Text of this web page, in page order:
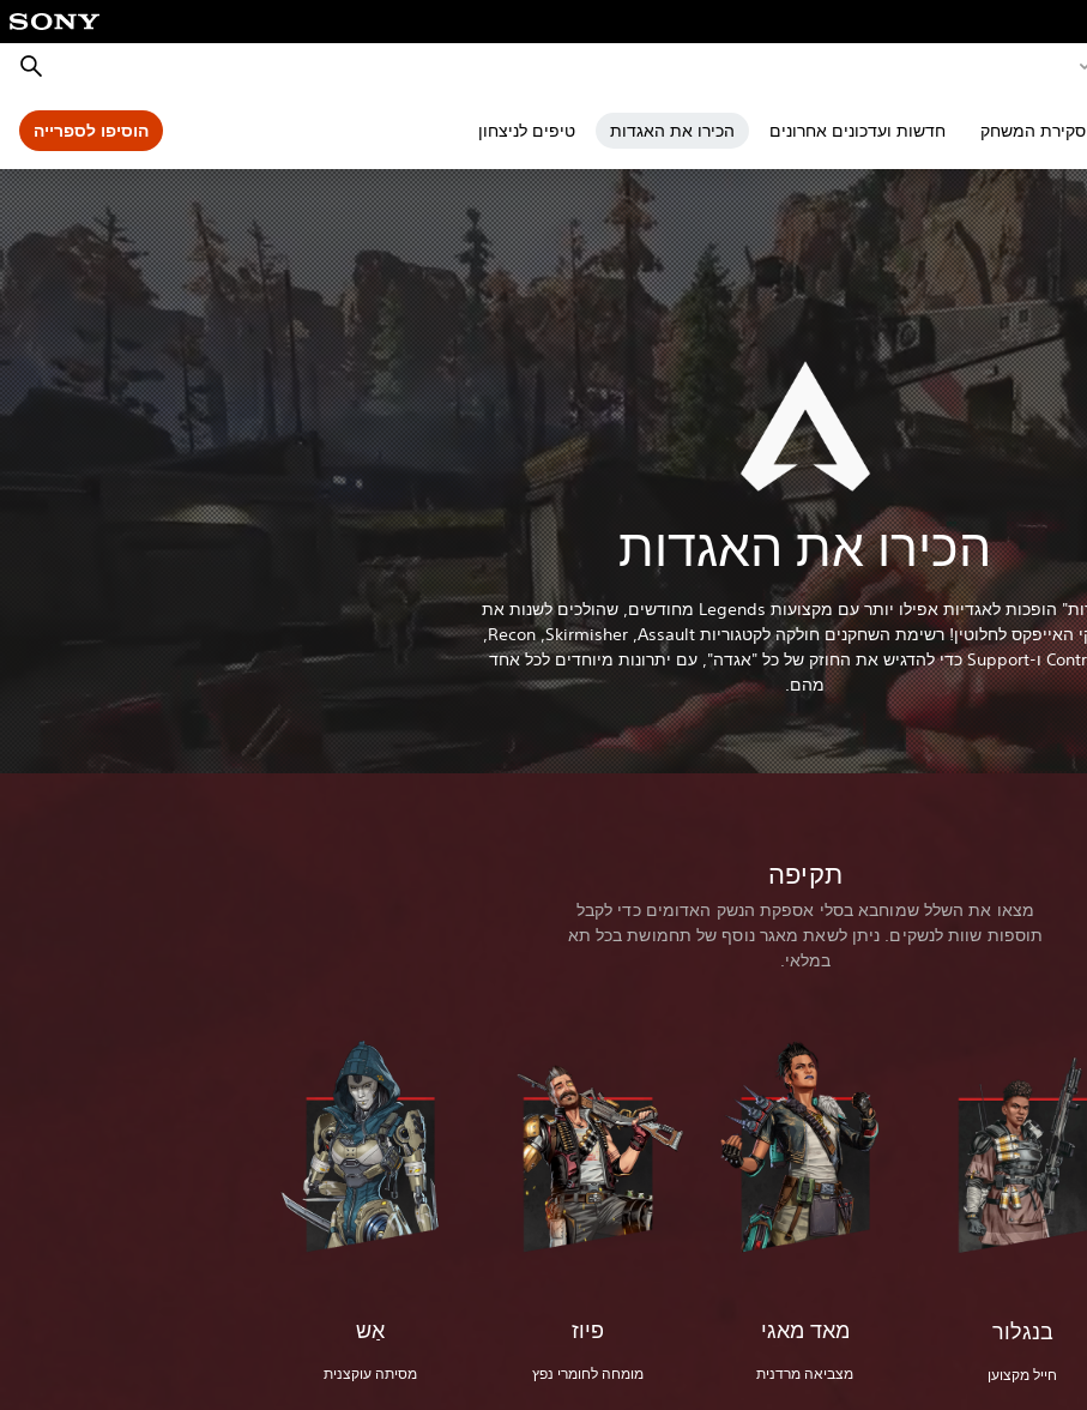
חיפוש
סקירת המשחק חדשות ועדכונים אחרונים הכירו את האגדות טיפים לניצחון הוסיפו לספרייה
הכירו את האגדות
ה"אגדות" הופכות לאגדיות אפילו יותר עם מקצועות Legends מחודשים, שהולכים לשנות את
משחקי האייפקס לחלוטין! רשימת השחקנים חולקה לקטגוריות Assault, ‏Skirmisher, ‏Recon,
‏Controller ו-Support כדי להדגיש את החוזק של כל "אגדה", עם יתרונות מיוחדים לכל אחד
מהם.
תקיפה
מצאו את השלל שמוחבא בסלי אספקת הנשק האדומים כדי לקבל
תוספות שוות לנשקים. ניתן לשאת מאגר נוסף של תחמושת בכל תא
במלאי.
אַש
מסיתה עוקצנית
פיוז
מומחה לחומרי נפץ
מאד מאגי
מצביאה מרדנית
בנגלור
חייל מקצוען